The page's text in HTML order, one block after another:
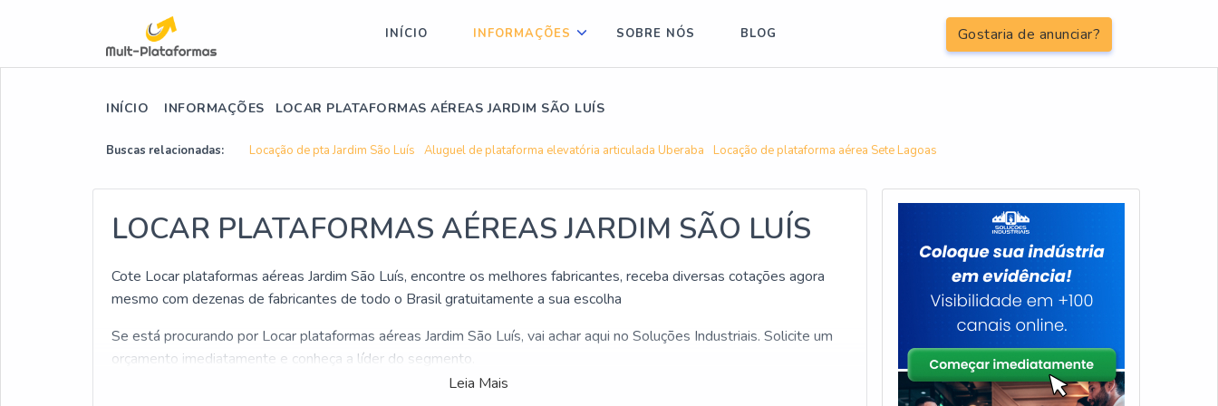
Gostaria de anunciar?
INÍCIO INFORMAÇÕES SOBRE NÓS BLOG
INÍCIO INFORMAÇÕES LOCAR PLATAFORMAS AÉREAS JARDIM SÃO LUÍS
Buscas relacionadas: Locação de pta Jardim São Luís Aluguel de plataforma elevatória articulada Uberaba Locação de plataforma aérea Sete Lagoas
LOCAR PLATAFORMAS AÉREAS JARDIM SÃO LUÍS
Cote Locar plataformas aéreas Jardim São Luís, encontre os melhores fabricantes, receba diversas cotações agora
mesmo com dezenas de fabricantes de todo o Brasil gratuitamente a sua escolha
Se está procurando por Locar plataformas aéreas Jardim São Luís, vai achar aqui no Soluções Industriais. Solicite um
orçamento imediatamente e conheça a líder do segmento.
Sim, você entendeu direito! Quando a busca é por Locar plataformas aéreas Jardim São Luís aqui com os melhores
Leia Mais